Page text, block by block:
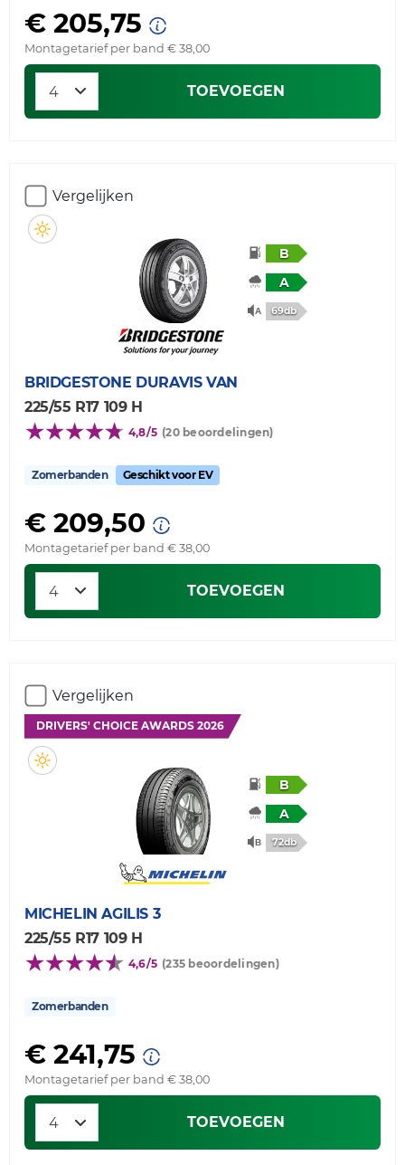
€ 205,75
Montagetarief per band € 38,00
TOEVOEGEN
Vergelijken
B
A
69db
BRIDGESTONE DURAVIS VAN
225/55 R17 109 H
4,8/5 (20 beoordelingen)
Zomerbanden Geschikt voor EV
€ 209,50
Montagetarief per band € 38,00
TOEVOEGEN
Vergelijken
DRIVERS' CHOICE AWARDS 2026
B
A
72db
MICHELIN AGILIS 3
225/55 R17 109 H
4,6/5 (235 beoordelingen)
Zomerbanden
€ 241,75
Montagetarief per band € 38,00
TOEVOEGEN